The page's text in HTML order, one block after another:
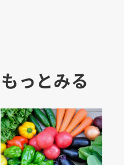
っとみる